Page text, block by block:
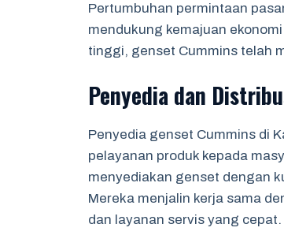
Pertumbuhan permintaan
mendukung kemajuan
tinggi, genset Cummins telah
Penyedia dan
Penyedia genset Cummins di
pelayanan produk kepada
menyediakan genset dengan
Mereka menjalin kerja sama
dan layanan servis yang cepat.